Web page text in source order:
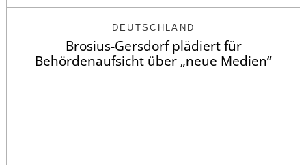
DEUTSCHLAND
Brosius-Gersdorf plädiert für
Behördenaufsicht über „neue Medien“